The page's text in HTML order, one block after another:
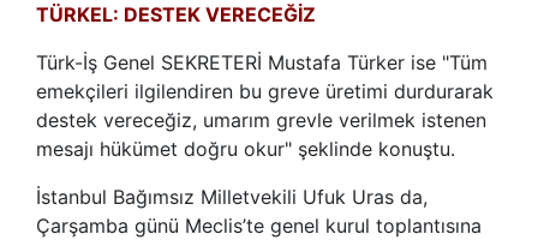
TÜRKEL: DESTEK VERECEĞİZ
Türk-İş Genel SEKRETERİ Mustafa Türker ise "Tüm
emekçileri ilgilendiren bu greve üretimi durdurarak
destek vereceğiz, umarım grevle verilmek istenen
mesajı hükümet doğru okur" şeklinde konuştu.
İstanbul Bağımsız Milletvekili Ufuk Uras da,
Çarşamba günü Meclis’te genel kurul toplantısına